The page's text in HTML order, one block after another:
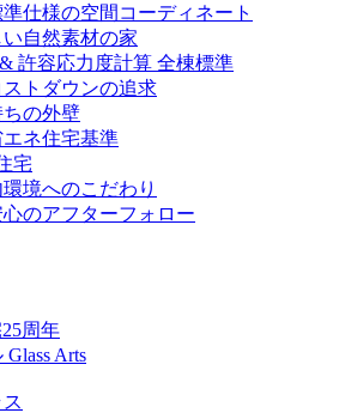
仕様の空間コーディネート
自然素材の家
許容応力度計算 全棟標準
トダウンの追求
の外壁
エネ住宅基準
宅
境へのこだわり
のアフターフォロー
周年
Arts